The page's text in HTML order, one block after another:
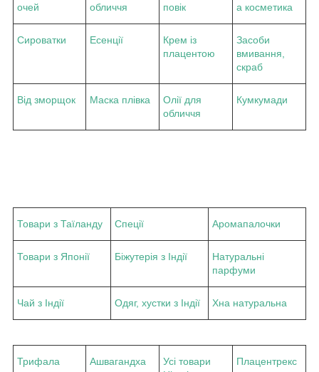
очей обличчя повік а косметика
Сироватки Есенції
Крем із
плацентою
Засоби
вмивання,
скраб
Від зморщок Маска плівка
Олії для
обличчя
Кумкумади
Товари з Таїланду Спеції Аромапалочки
Товари з Японії Біжутерія з Індії
Натуральні
парфуми
Чай з Індії Одяг, хустки з Індії Хна натуральна
Трифала Ашвагандха
Усі товари
Плацентрекс